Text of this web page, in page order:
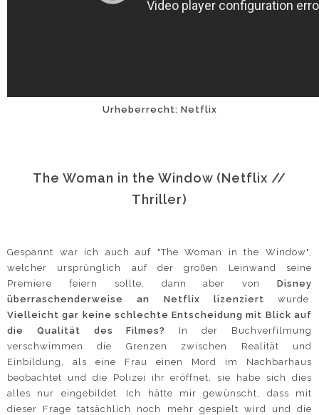
Urheberrecht: Netflix
The Woman in the Window (Netflix //
Thriller)
Gespannt war ich auch auf "The Woman in the Window",
welcher ursprünglich auf der großen Leinwand seine
Premiere feiern sollte, dann aber von
Disney
überraschenderweise an Netflix lizenziert wurde.
Vielleicht gar keine schlechte Entscheidung mit Blick auf
die Qualität des Filmes?
In der Buchverfilmung
verschwimmen die Grenzen zwischen Realität und
Einbildung, als eine Frau einen Mord im Nachbarhaus
beobachtet und die Polizei ihr eröffnet, sie habe sich dies
alles nur eingebildet. Ich hätte mir gewünscht, dass mit
dieser Frage tatsächlich noch mehr gespielt wird und die